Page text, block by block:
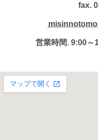
fax.
営業時間. 9:00～